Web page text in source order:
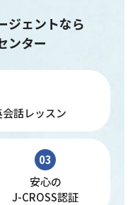
ジェントなら
ンター
話レッスン
03
安心の
J-CROSS認証